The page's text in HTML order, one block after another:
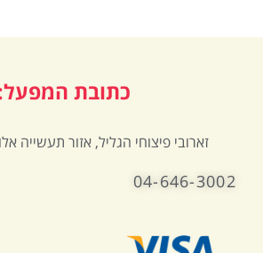
כתובת
זארובי פיצוחי הגליל, אזור תעשייה
04-646-3002